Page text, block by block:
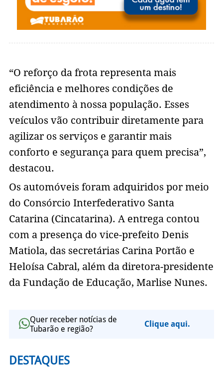
“O reforço da frota representa mais
eficiência e melhores condições de
atendimento à nossa população. Esses
veículos vão contribuir diretamente para
agilizar os serviços e garantir mais
conforto e segurança para quem precisa”,
destacou.
Os automóveis foram adquiridos por meio
do Consórcio Interfederativo Santa
Catarina (Cincatarina). A entrega contou
com a presença do vice-prefeito Denis
Matiola, das secretárias Carina Portão e
Heloísa Cabral, além da diretora-presidente
da Fundação de Educação, Marlise Nunes.
Quer receber notícias de
Tubarão e região?
Clique aqui.
DESTAQUES